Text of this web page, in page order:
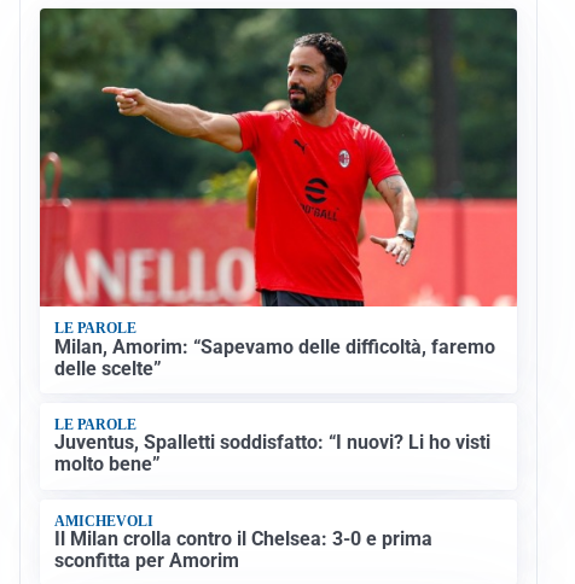
LE PAROLE
Milan, Amorim: “Sapevamo delle difficoltà, faremo
delle scelte”
LE PAROLE
Juventus, Spalletti soddisfatto: “I nuovi? Li ho visti
molto bene”
AMICHEVOLI
Il Milan crolla contro il Chelsea: 3-0 e prima
sconfitta per Amorim